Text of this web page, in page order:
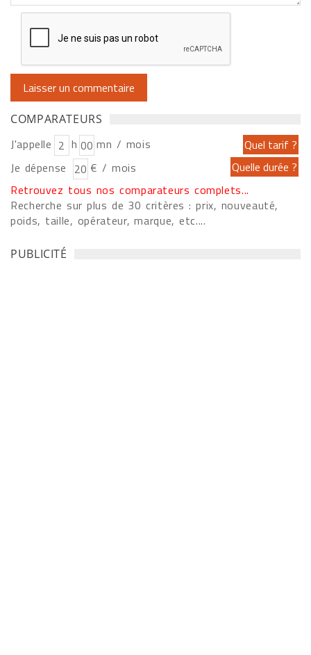
COMPARATEURS
J'appelle h
mn / mois
Je dépense
€ / mois
Retrouvez tous nos comparateurs complets...
Recherche sur plus de 30 critères : prix, nouveauté,
poids, taille, opérateur, marque, etc....
PUBLICITÉ